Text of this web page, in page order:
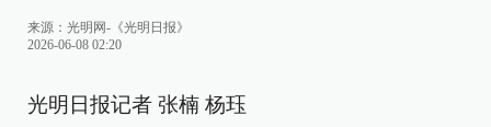
来源： 光明网-《光明日报》
2026-06-08 02:20
光明日报记者 张楠 杨珏